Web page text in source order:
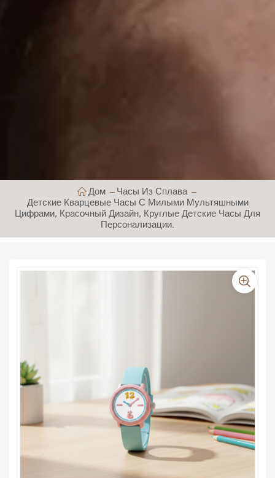
Дом
Часы Из Сплава
Детские Кварцевые Часы С Милыми Мультяшными
Цифрами, Красочный Дизайн, Круглые Детские Часы Для
Персонализации.